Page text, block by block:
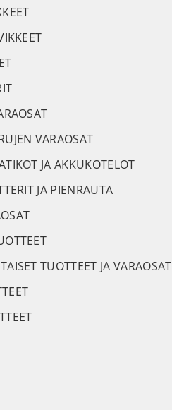
VARAOSAT
JA AKKUKOTELOT
JA PIENRAUTA
TUOTTEET JA VARAOSAT